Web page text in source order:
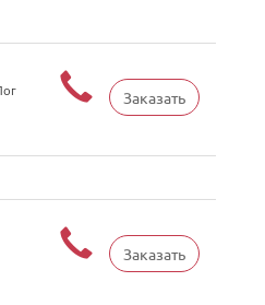
Заказать
Заказать